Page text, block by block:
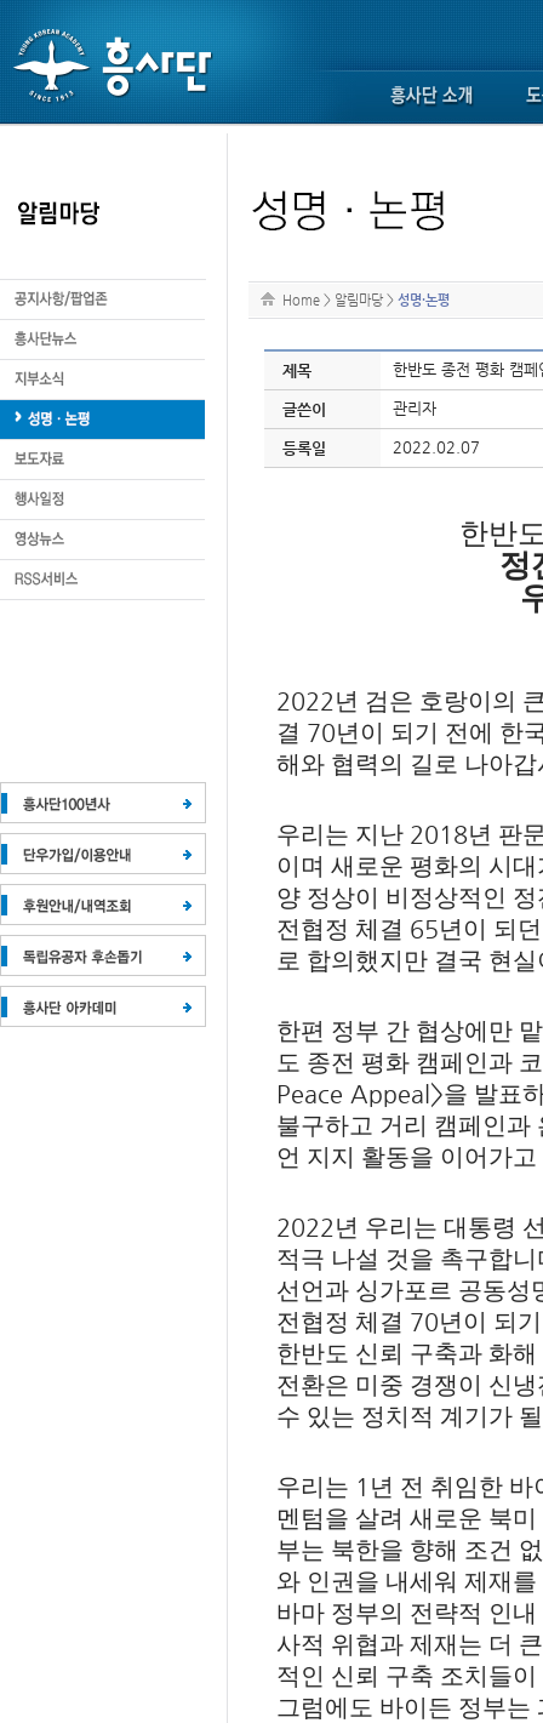
Home > 알림마당 > 성명·논평
제목 한반도 종전 평화 캠
글쓴이 관리자
등록일 2022.02.07
한반
정
2022년 검은 호랑이의
결 70년이 되기 전에 한
해와 협력의 길로 나아갑
우리는 지난 2018년 판
이며 새로운 평화의 시
양 정상이 비정상적인
전협정 체결 65년이 되
로 합의했지만 결국 현
한편 정부 간 협상에만
도 종전 평화 캠페인과
Peace Appeal>을 발표
불구하고 거리 캠페인과
언 지지 활동을 이어가
2022년 우리는 대통령
적극 나설 것을 촉구합니
선언과 싱가포르 공동성
전협정 체결 70년이 되
한반도 신뢰 구축과 화
전환은 미중 경쟁이 신
수 있는 정치적 계기가
우리는 1 년 전 취임한
멘텀을 살려 새로운 북
부는 북한을 향해 조건
와 인권을 내세워 제재
바마 정부의 전략적 인
사적 위협과 제재는 더
적인 신뢰 구축 조치들
그럼에도 바이든 정부